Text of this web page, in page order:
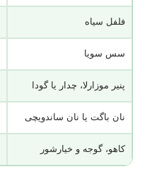
فلفل سیاه
سس سویا
پنیر موزارلا، چدار یا گودا
نان باگت یا نان ساندویچی
کاهو، گوجه و خیارشور